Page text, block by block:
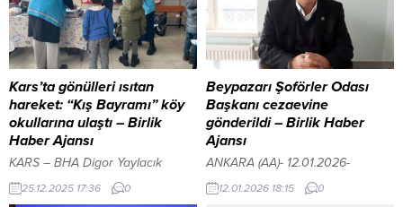
Kars’ta gönülleri ısıtan
hareket: “Kış Bayramı” köy
okullarına ulaştı – Birlik
Haber Ajansı
KARS – BHA ​Digor Yaylacık
Köyü’nde Bayram Havası ​Kars İl
Müftülüğü koordinesinde
25.12.2025 17:36 0
Beypazarı Şoförler Odası
Başkanı cezaevine
gönderildi – Birlik Haber
Ajansı
ANKARA (AA)- 12.01.2026-
Beypazarı Şoförler ve
Otomobilciler Odası başkanı
12.01.2026 18:15 0